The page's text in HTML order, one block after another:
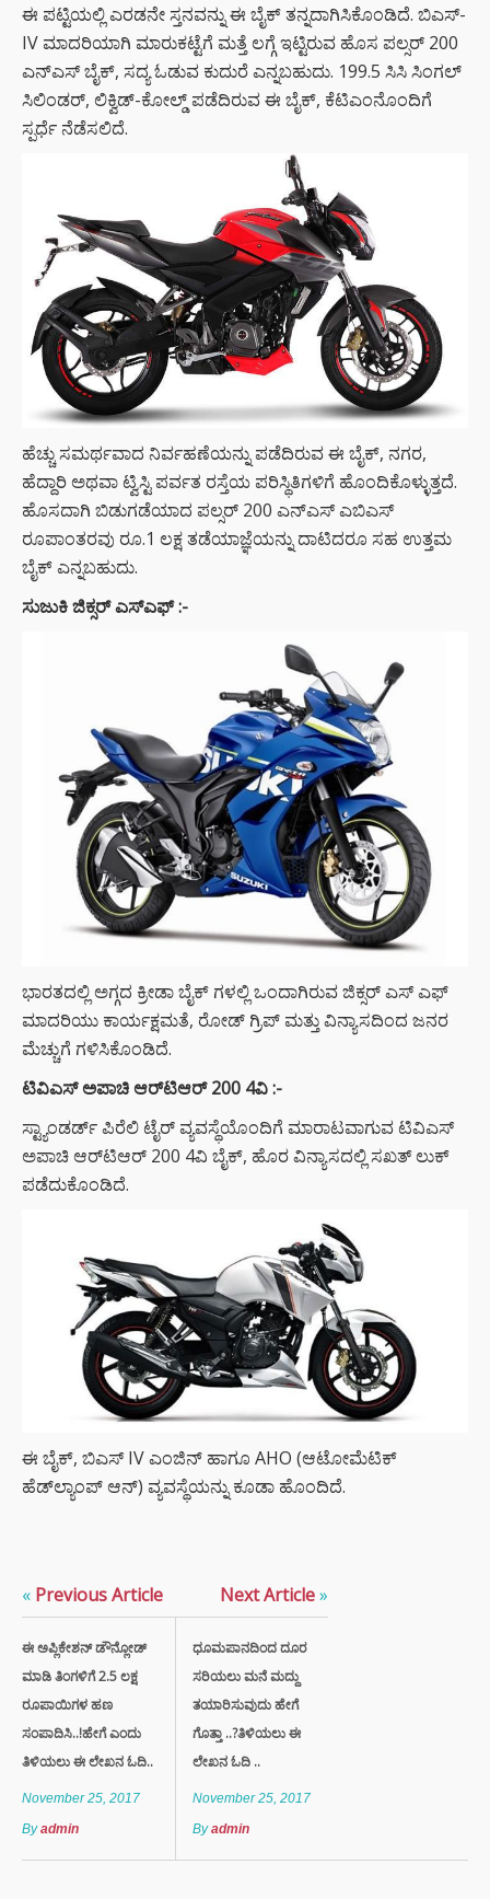
ಈ ಪಟ್ಟಿಯಲ್ಲಿ ಎರಡನೇ ಸ್ತನವನ್ನು ಈ ಬೈಕ್ ತನ್ನದಾಗಿಸಿಕೊಂಡಿದೆ. ಬಿಎಸ್-
IV ಮಾದರಿಯಾಗಿ ಮಾರುಕಟ್ಟೆಗೆ ಮತ್ತೆ ಲಗ್ಗೆ ಇಟ್ಟಿರುವ ಹೊಸ ಪಲ್ಸರ್ 200
ಎನ್ಎಸ್ ಬೈಕ್, ಸದ್ಯ ಓಡುವ ಕುದುರೆ ಎನ್ನಬಹುದು. 199.5 ಸಿಸಿ ಸಿಂಗಲ್
ಸಿಲಿಂಡರ್, ಲಿಕ್ವಿಡ್-ಕೋಲ್ಡ್ ಪಡೆದಿರುವ ಈ ಬೈಕ್, ಕೆಟಿಎಂನೊಂದಿಗೆ
ಸ್ಪರ್ಧೆ ನೆಡೆಸಲಿದೆ.
ಹೆಚ್ಚು ಸಮರ್ಥವಾದ ನಿರ್ವಹಣೆಯನ್ನು ಪಡೆದಿರುವ ಈ ಬೈಕ್, ನಗರ,
ಹೆದ್ದಾರಿ ಅಥವಾ ಟ್ವಿಸ್ಟಿ ಪರ್ವತ ರಸ್ತೆಯ ಪರಿಸ್ಥಿತಿಗಳಿಗೆ ಹೊಂದಿಕೊಳ್ಳುತ್ತದೆ.
ಹೊಸದಾಗಿ ಬಿಡುಗಡೆಯಾದ ಪಲ್ಸರ್ 200 ಎನ್ಎಸ್ ಎಬಿಎಸ್
ರೂಪಾಂತರವು ರೂ.1 ಲಕ್ಷ ತಡೆಯಾಜ್ಞೆಯನ್ನು ದಾಟಿದರೂ ಸಹ ಉತ್ತಮ
ಬೈಕ್ ಎನ್ನಬಹುದು.
ಸುಜುಕಿ ಜಿಕ್ಸರ್ ಎಸ್‌ಎಫ್ :-
ಭಾರತದಲ್ಲಿ ಅಗ್ಗದ ಕ್ರೀಡಾ ಬೈಕ್ ಗಳಲ್ಲಿ ಒಂದಾಗಿರುವ ಜಿಕ್ಸರ್ ಎಸ್ ಎಫ್
ಮಾದರಿಯು ಕಾರ್ಯಕ್ಷಮತೆ, ರೋಡ್ ಗ್ರಿಪ್ ಮತ್ತು ವಿನ್ಯಾಸದಿಂದ ಜನರ
ಮೆಚ್ಚುಗೆ ಗಳಿಸಿಕೊಂಡಿದೆ.
ಟಿವಿಎಸ್ ಅಪಾಚಿ ಆರ್‌ಟಿಆರ್200 4ವಿ :-
ಸ್ಟ್ಯಾಂಡರ್ಡ್ ಪಿರೆಲಿ ಟೈರ್‌ ವ್ಯವಸ್ಥೆಯೊಂದಿಗೆ ಮಾರಾಟವಾಗುವ ಟಿವಿಎಸ್
ಅಪಾಚಿ ಆರ್‌ಟಿಆರ್ 200 4ವಿ ಬೈಕ್, ಹೊರ ವಿನ್ಯಾಸದಲ್ಲಿ ಸಖತ್ ಲುಕ್
ಪಡೆದುಕೊಂಡಿದೆ.
ಈ ಬೈಕ್, ಬಿಎಸ್ IV ಎಂಜಿನ್ ಹಾಗೂ AHO (ಆಟೋಮೆಟಿಕ್
ಹೆಡ್‌ಲ್ಯಾಂಪ್ ಆನ್) ವ್ಯವಸ್ಥೆಯನ್ನು ಕೂಡಾ ಹೊಂದಿದೆ.
« Previous Article
ಈ ಅಪ್ಲಿಕೇಶನ್ ಡೌನ್ಲೋಡ್
ಮಾಡಿ ತಿಂಗಳಿಗೆ 2.5 ಲಕ್ಷ
ರೂಪಾಯಿಗಳ ಹಣ
ಸಂಪಾದಿಸಿ..!ಹೇಗೆ ಎಂದು
ತಿಳಿಯಲು ಈ ಲೇಖನ ಓದಿ..
November 25, 2017
Byadmin
Next Article»
ಧೂಮಪಾನದಿಂದ ದೂರ
ಸರಿಯಲು ಮನೆ ಮದ್ದು
ತಯಾರಿಸುವುದು ಹೇಗೆ
ಗೊತ್ತಾ ..?ತಿಳಿಯಲು ಈ
ಲೇಖನ ಓದಿ ..
November 25, 2017
Byadmin